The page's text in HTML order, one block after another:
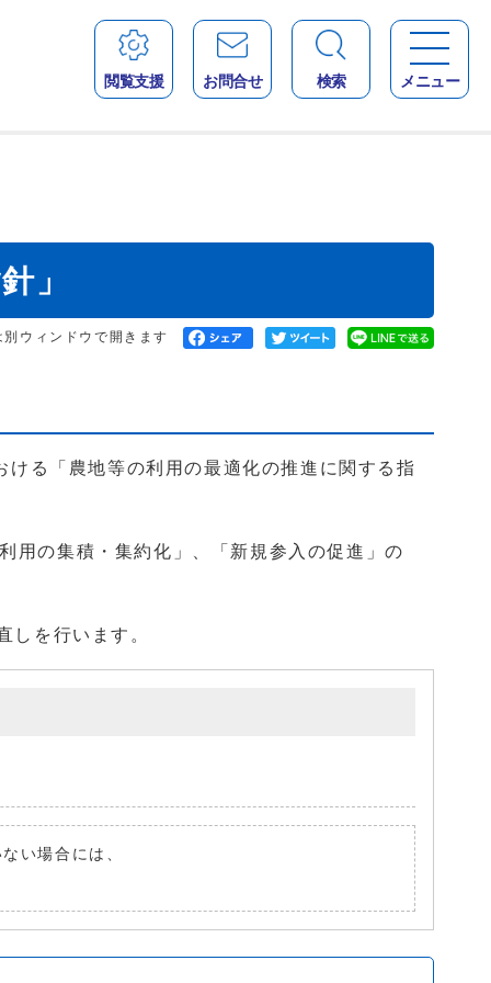
閲覧支援 お問合せ 検索 メニュー
」
ウィンドウで開きます
る「農地等の利用の最適化の推進に関する指
の集積・集約化」、「新規参入の促進」の
を行います。
い場合には、